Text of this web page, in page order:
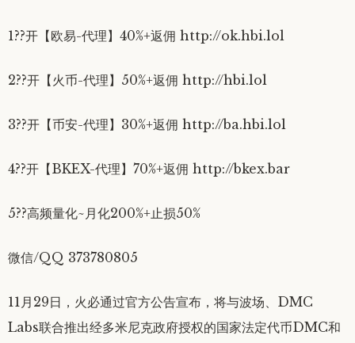
1??开【欧易-代理】40%+返佣 http://ok.hbi.lol
2??开【火币-代理】50%+返佣 http://hbi.lol
3??开【币安-代理】30%+返佣 http://ba.hbi.lol
4??开【BKEX-代理】70%+返佣 http://bkex.bar
5??高频量化~月化200%+止损50%
微信/QQ 373780805
11月29日，火必通过官方公告宣布，将与波场、DMC
Labs联合推出经多米尼克政府授权的国家法定代币DMC和